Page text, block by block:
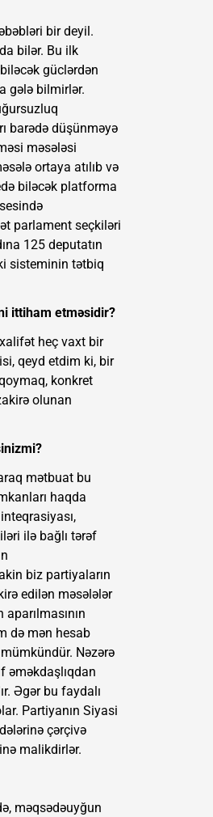
bir deyil.
bilər. Bu ilk
güclərdən
gələ bilmirlər.
barədə düşünməyə
məsələsi
ortaya atılıb və
biləcək platforma
parlament seçkiləri
125 deputatın
sisteminin tətbiq
ittiham etməsidir?
heç vaxt bir
qeyd etdim ki, bir
konkret
olunan
mətbuat bu
haqda
ilə bağlı tərəf
biz partiyaların
edilən məsələlər
də mən hesab
Nəzərə
əməkdaşlıqdan
Əgər bu faydalı
Partiyanın Siyasi
çərçivə
malikdirlər.
məqsədəuyğun